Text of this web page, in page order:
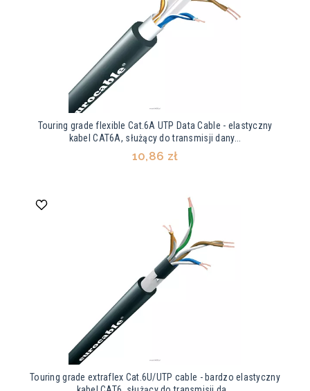
Touring grade flexible Cat.6A UTP Data Cable - elastyczny
kabel CAT6A, służący do transmisji dany...
10,86 zł
Touring grade extraflex Cat.6U/UTP cable - bardzo elastyczny